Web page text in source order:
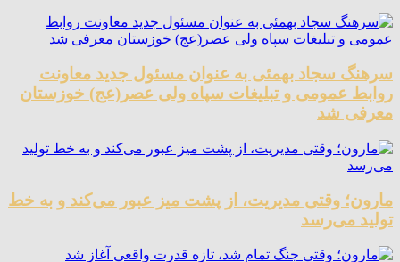
سرهنگ سجاد بهمئی به عنوان مسئول جدید معاونت
روابط عمومی و تبلیغات سپاه ولی عصر(عج) خوزستان
معرفی شد
مارون؛ وقتی مدیریت، از پشت میز عبور می‌کند و به خط
تولید می‌رسد